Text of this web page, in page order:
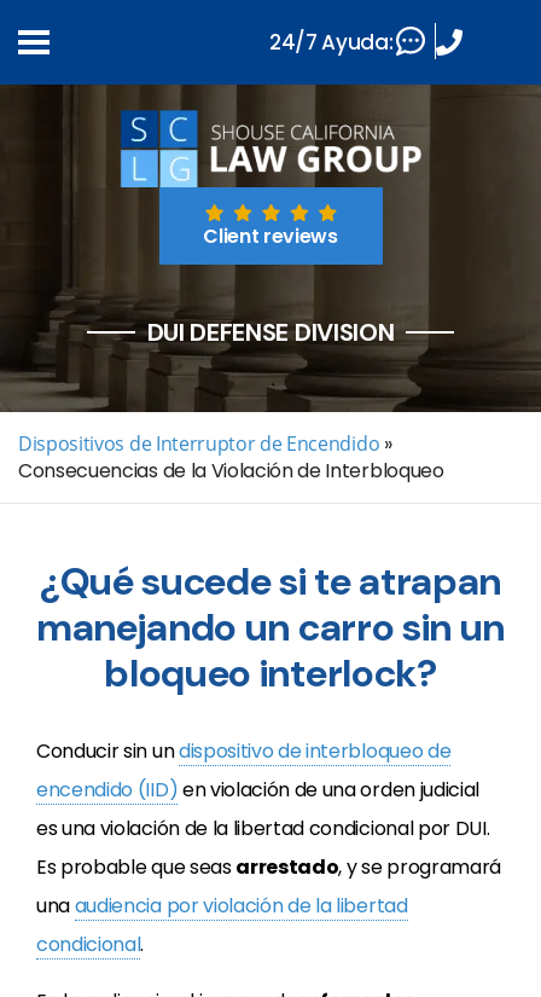
Client reviews
DUI DEFENSE DIVISION
Dispositivos de Interruptor de Encendido »
Consecuencias de la Violación de Interbloqueo
¿Qué sucede si te atrapan
manejando un carro sin un
bloqueo interlock?
Conducir sin undispositivo de interbloqueo de
encendido (IID)en violación de una orden judicial
es una violación de la libertad condicional por DUI.
Es probable que seasarrestado, y se programará
unaaudiencia por violación de la libertad
condicional.
24/7 Ayuda: